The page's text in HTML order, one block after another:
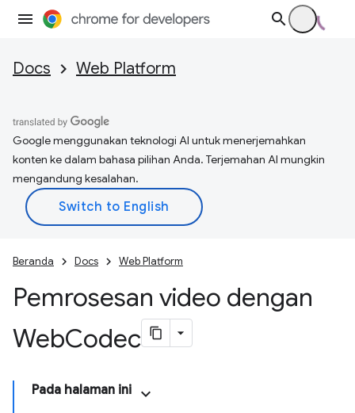
Docs Web Platform
Google menggunakan teknologi AI untuk menerjemahkan
konten ke dalam bahasa pilihan Anda. Terjemahan AI mungkin
mengandung kesalahan.
Beranda Docs Web Platform
Pemrosesan video dengan
WebCodec
Pada halaman ini